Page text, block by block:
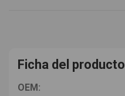
Ficha del producto
OEM: